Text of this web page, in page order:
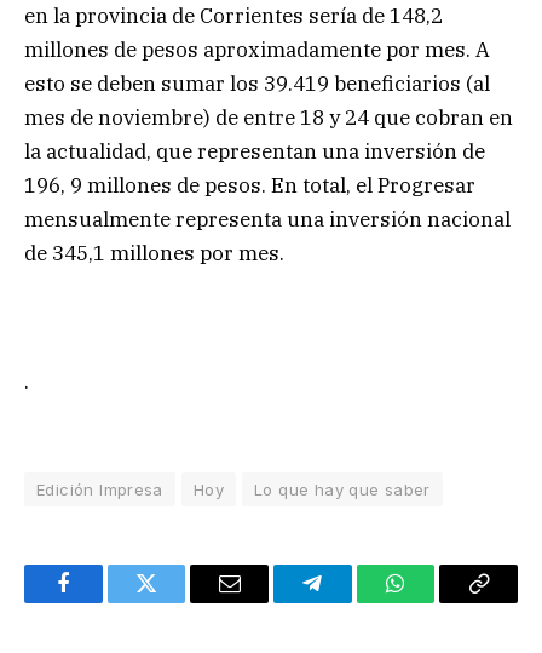
en la provincia de Corrientes sería de 148,2
millones de pesos aproximadamente por mes. A
esto se deben sumar los 39.419 beneficiarios (al
mes de noviembre) de entre 18 y 24 que cobran en
la actualidad, que representan una inversión de
196, 9 millones de pesos. En total, el Progresar
mensualmente representa una inversión nacional
de 345,1 millones por mes.
.
Edición Impresa Hoy Lo que hay que saber
FacebookTwitter Email TelegramWhatsAppCopy